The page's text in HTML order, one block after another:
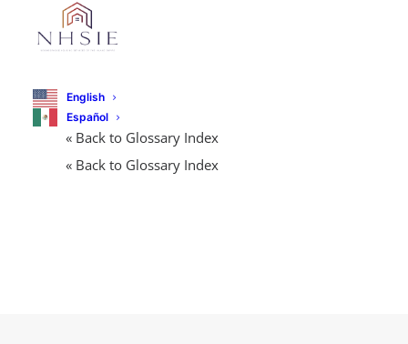
English
Español
« Back to Glossary Index
« Back to Glossary Index